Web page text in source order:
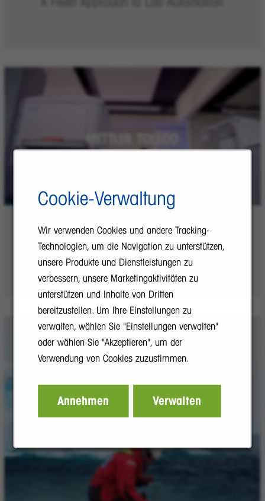
Cookie-Verwaltung
Wir verwenden Cookies und andere Tracking-
Technologien, um die Navigation zu unterstützen,
unsere Produkte und Dienstleistungen zu
verbessern, unsere Marketingaktivitäten zu
unterstützen und Inhalte von Dritten
bereitzustellen. Um Ihre Einstellungen zu
verwalten, wählen Sie "Einstellungen verwalten"
oder wählen Sie "Akzeptieren", um der
Verwendung von Cookies zuzustimmen.
Annehmen Verwalten
Our Innovative Laboratory Solutions